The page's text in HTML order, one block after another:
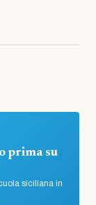
prima su
siciliana in